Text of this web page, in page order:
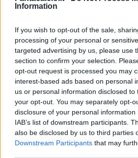
Information
If you wish to opt-out of the sale,
processing of your personal or
targeted advertising by us, please use
section to confirm your selection.
opt-out request is processed you may
interest-based ads based on personal
us or personal information disclosed
your opt-out. You may separately opt-
disclosure of your personal
IAB’s list of downstream participants.
also be disclosed by us to third parties
Downstream Participants that may
Classic
Riepilogo stagione